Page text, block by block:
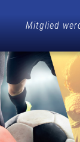
Mitglied